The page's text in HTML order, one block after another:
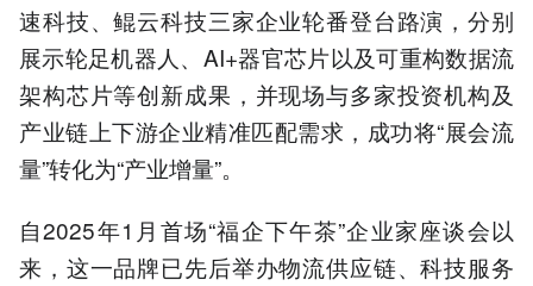
速科技、鲲云科技三家企业轮番登台路演，分别
展示轮足机器人、AI+器官芯片以及可重构数据流
架构芯片等创新成果，并现场与多家投资机构及
产业链上下游企业精准匹配需求，成功将“展会流
量”转化为“产业增量”。
自2025年1月首场“福企下午茶”企业家座谈会以
来，这一品牌已先后举办物流供应链、科技服务